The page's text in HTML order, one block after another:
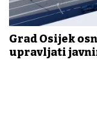
Grad Osijek
upravljati